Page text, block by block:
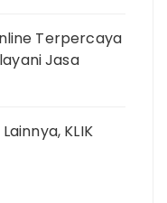
Terpercaya
Jasa
KLIK